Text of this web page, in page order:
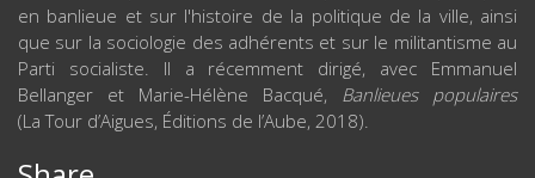
en banlieue et sur l'histoire de la politique de la ville, ainsi
que sur la sociologie des adhérents et sur le militantisme au
Parti socialiste. Il a récemment dirigé, avec Emmanuel
Bellanger et Marie-Hélène Bacqué, Banlieues populaires
(La Tour d’Aigues, Éditions de l’Aube, 2018).